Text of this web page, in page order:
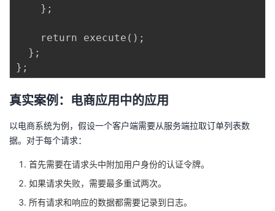
    };
    return execute();
  };
真实案例：电商应用中的应用
以电商系统为例，假设一个客户端需要从服务端拉取订单列表数
据。对于每个请求：
首先需要在请求头中附加用户身份的认证令牌。
如果请求失败，需要最多重试两次。
所有请求和响应的数据都需要记录到日志。